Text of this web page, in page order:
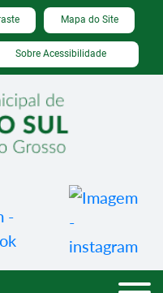
acessibilidade
Mapa do Site
Sobre Acessibilidade